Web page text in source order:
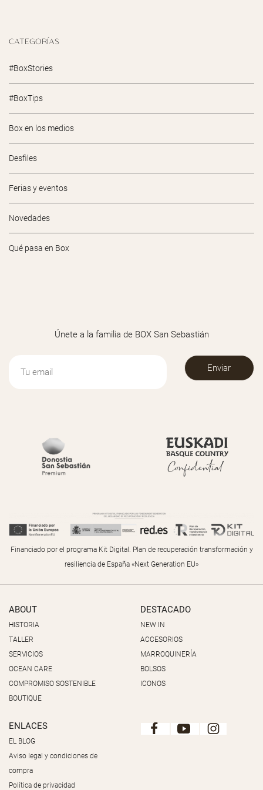
CATEGORÍAS
#BoxStories
#BoxTips
Box en los medios
Desfiles
Ferias y eventos
Novedades
Qué pasa en Box
Únete a la familia de BOX San Sebastián
Financiado por el programa Kit Digital. Plan de recuperación transformación y
resiliencia de España «Next Generation EU»
ABOUT
HISTORIA
TALLER
SERVICIOS
OCEAN CARE
COMPROMISO SOSTENIBLE
BOUTIQUE
DESTACADO
NEW IN
ACCESORIOS
MARROQUINERÍA
BOLSOS
ICONOS
ENLACES
EL BLOG
Aviso legal y condiciones de
compra
Política de privacidad